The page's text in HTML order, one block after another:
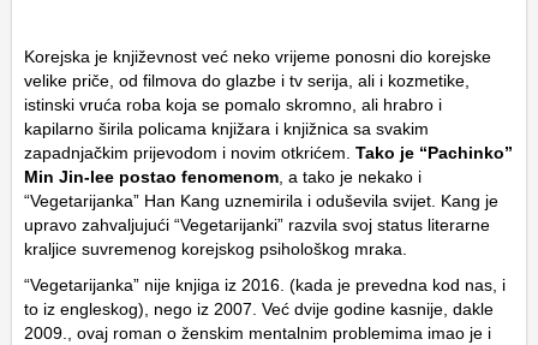
Korejska je književnost već neko vrijeme ponosni dio korejske
velike priče, od filmova do glazbe i tv serija, ali i kozmetike,
istinski vruća roba koja se pomalo skromno, ali hrabro i
kapilarno širila policama knjižara i knjižnica sa svakim
zapadnjačkim prijevodom i novim otkrićem. Tako je “Pachinko”
Min Jin-lee postao fenomenom , a tako je nekako i
“Vegetarijanka” Han Kang uznemirila i oduševila svijet. Kang je
upravo zahvaljujući “Vegetarijanki” razvila svoj status literarne
kraljice suvremenog korejskog psihološkog mraka.
“Vegetarijanka” nije knjiga iz 2016. (kada je prevedna kod nas, i
to iz engleskog), nego iz 2007. Već dvije godine kasnije, dakle
2009., ovaj roman o ženskim mentalnim problemima imao je i